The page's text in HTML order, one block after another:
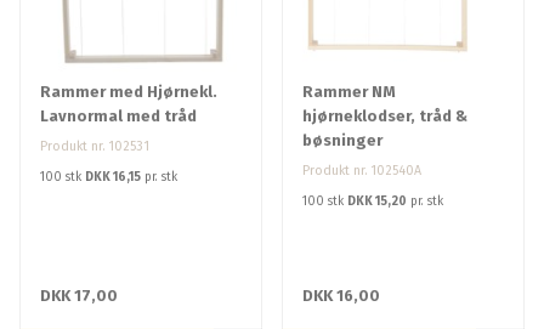
Rammer med Hjørnekl.
Lavnormal med tråd
Produkt nr. 102531
100 stk DKK 16,15 pr. stk
DKK 17,00
Rammer NM
hjørneklodser, tråd &
bøsninger
Produkt nr. 102540A
100 stk DKK 15,20 pr. stk
DKK 16,00